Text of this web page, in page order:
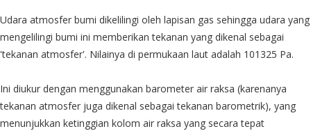
Udara atmosfer bumi dikelilingi oleh lapisan gas sehingga udara yang
mengelilingi bumi ini memberikan tekanan yang dikenal sebagai
'tekanan atmosfer'. Nilainya di permukaan laut adalah 101325 Pa.
Ini diukur dengan menggunakan barometer air raksa (karenanya
tekanan atmosfer juga dikenal sebagai tekanan barometrik), yang
menunjukkan ketinggian kolom air raksa yang secara tepat